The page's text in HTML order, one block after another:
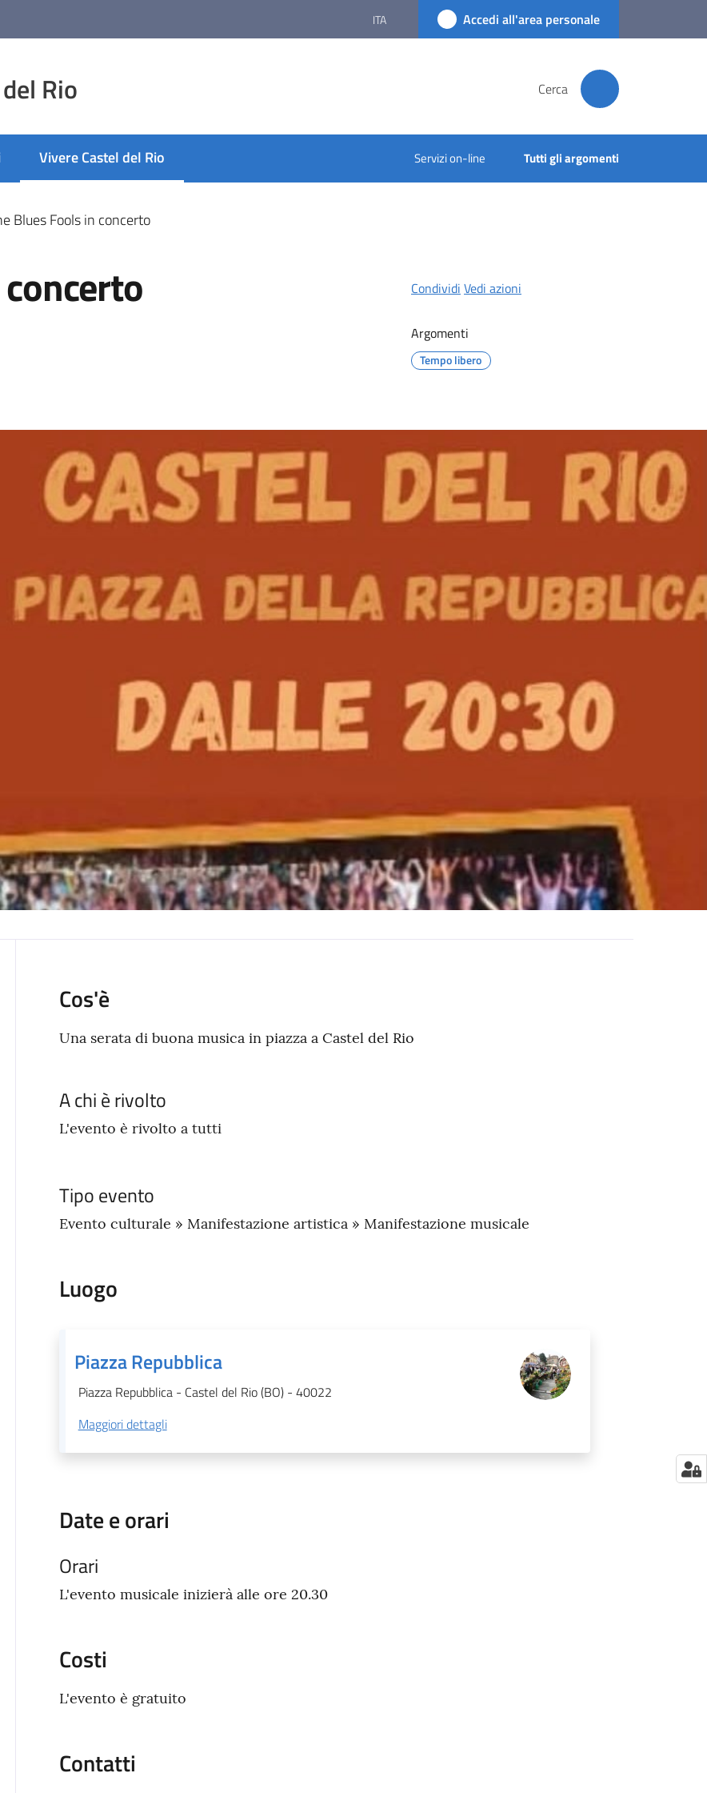
ITA Accedi all'area personale
Rio Cerca
Vivere Castel del Rio
Menu selezionato Servizi on-line Tutti gli argomenti
Blues Fools in concerto
Condividi Vedi azioni
Argomenti
Tempo libero
Cos'è
Una serata di buona musica in piazza a Castel del Rio
A chi è rivolto
L'evento è rivolto a tutti
Tipo evento
Evento culturale » Manifestazione artistica » Manifestazione musicale
Luogo
Piazza Repubblica
Piazza Repubblica - Castel del Rio (BO) - 40022
Maggiori dettagli
Date e orari
Orari
L'evento musicale inizierà alle ore 20.30
Costi
L'evento è gratuito
Contatti